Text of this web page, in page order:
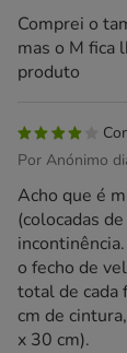
Comprei o
mas o M fica
produto
Por Anónimo
Acho que é
(colocadas
o fecho de
total de cada
cm de
x 30 cm).